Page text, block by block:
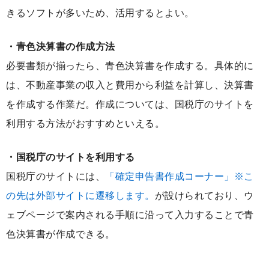
きるソフトが多いため、活用するとよい。
・青色決算書の作成方法
必要書類が揃ったら、青色決算書を作成する。具体的に
は、不動産事業の収入と費用から利益を計算し、決算書
を作成する作業だ。作成については、国税庁のサイトを
利用する方法がおすすめといえる。
・国税庁のサイトを利用する
国税庁のサイトには、
「確定申告書作成コーナー」※こ
の先は外部サイトに遷移します。 が設けられており、ウ
ェブページで案内される手順に沿って入力することで青
色決算書が作成できる。